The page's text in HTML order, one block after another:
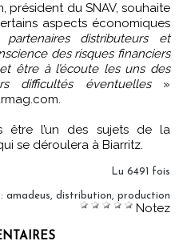
président du SNAV, souhaite
aspects économiques
partenaires distributeurs et
des risques financiers
être à l’écoute les uns des
difficultés éventuelles»
être l’un des sujets de la
se déroulera à Biarritz.
Lu 6491 fois
: amadeus, distribution, production
Notez